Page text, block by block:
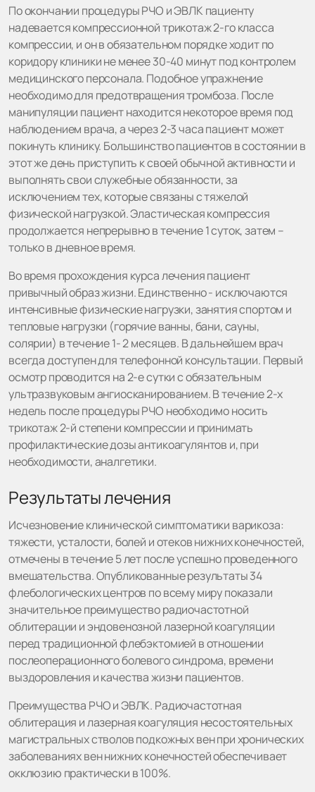
По окончании процедуры РЧО и ЭВЛК пациенту
надевается компрессионной трикотаж 2-го класса
компрессии, и он в обязательном порядке ходит по
коридору клиники не менее 30-40 минут под контролем
медицинского персонала. Подобное упражнение
необходимо для предотвращения тромбоза. После
манипуляции пациент находится некоторое время под
наблюдением врача, а через 2-3 часа пациент может
покинуть клинику. Большинство пациентов в состоянии в
этот же день приступить к своей обычной активности и
выполнять свои служебные обязанности, за
исключением тех, которые связаны с тяжелой
физической нагрузкой. Эластическая компрессия
продолжается непрерывно в течение 1 суток, затем –
только в дневное время.
Во время прохождения курса лечения пациент
привычный образ жизни. Единственно - исключаются
интенсивные физические нагрузки, занятия спортом и
тепловые нагрузки (горячие ванны, бани, сауны,
солярии) в течение 1- 2 месяцев. В дальнейшем врач
всегда доступен для телефонной консультации. Первый
осмотр проводится на 2-е сутки с обязательным
ультразвуковым ангиосканированием. В течение 2-х
недель после процедуры РЧО необходимо носить
трикотаж 2-й степени компрессии и принимать
профилактические дозы антикоагулянтов и, при
необходимости, аналгетики.
Результаты лечения
Исчезновение клинической симптоматики варикоза:
тяжести, усталости, болей и отеков нижних конечностей,
отмечены в течение 5 лет после успешно проведенного
вмешательства. Опубликованные результаты 34
флебологических центров по всему миру показали
значительное преимущество радиочастотной
облитерации и эндовенозной лазерной коагуляции
перед традиционной флебэктомией в отношении
послеоперационного болевого синдрома, времени
выздоровления и качества жизни пациентов.
Преимущества РЧО и ЭВЛК. Радиочастотная
облитерация и лазерная коагуляция несостоятельных
магистральных стволов подкожных вен при хронических
заболеваниях вен нижних конечностей обеспечивает
окклюзию практически в 100%.